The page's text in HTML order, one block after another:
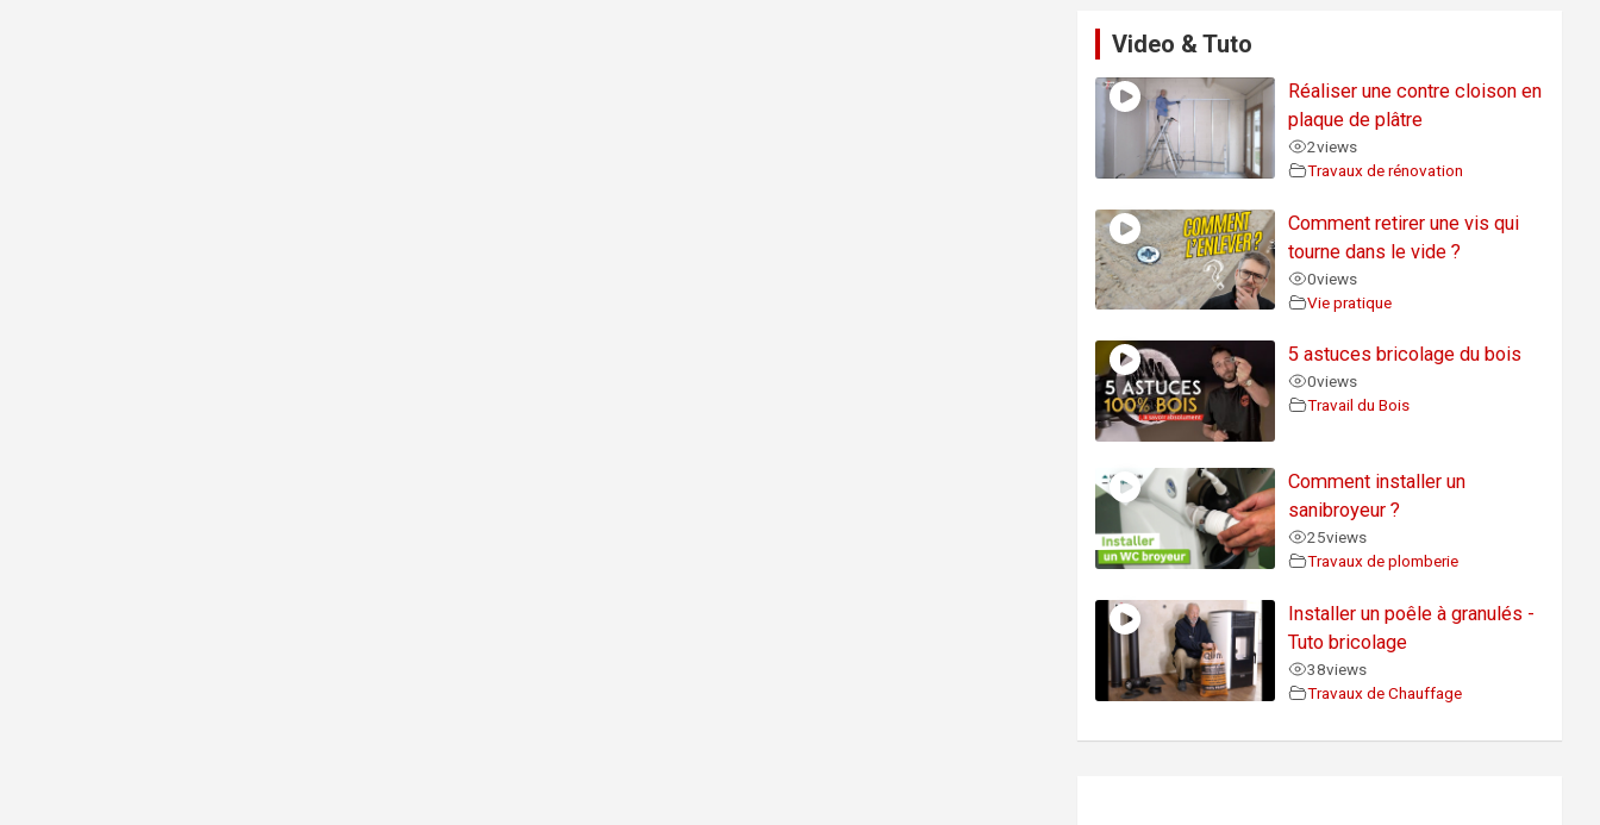
Video & Tuto
Réaliser une contre cloison en
plaque de plâtre
2views
Travaux de rénovation
Comment retirer une vis qui
tourne dans le vide ?
0views
Vie pratique
5 astuces bricolage du bois
0views
Travail du Bois
Comment installer un
sanibroyeur ?
25views
Travaux de plomberie
Installer un poêle à granulés -
Tuto bricolage
38views
Travaux de Chauffage